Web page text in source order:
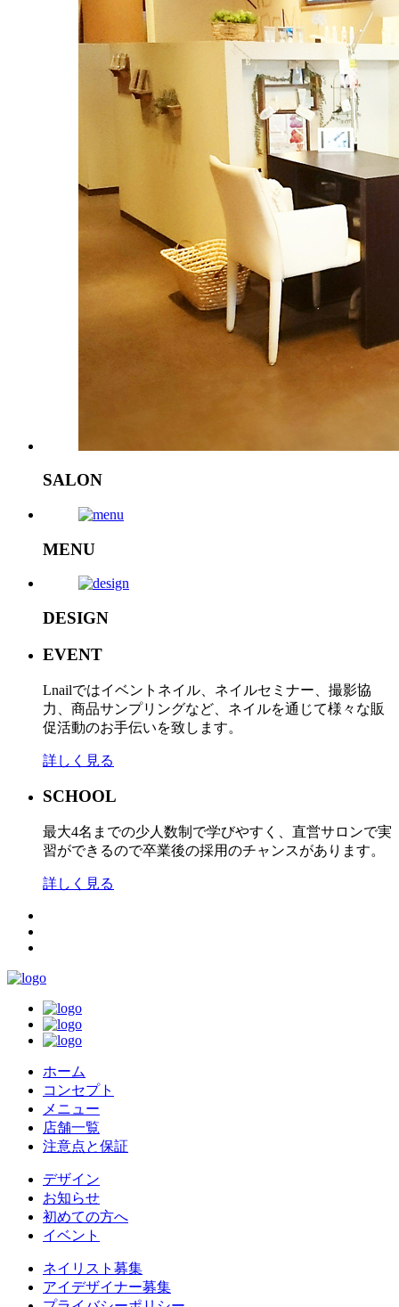
SALON
MENU
DESIGN
EVENT
Lnailではイベントネイル、ネイルセミナー、撮影協
力、商品サンプリングなど、ネイルを通じて様々な販
促活動のお手伝いを致します。
詳しく見る
SCHOOL
最大4名までの少人数制で学びやすく、直営サロンで実
習ができるので卒業後の採用のチャンスがあります。
詳しく見る
ホーム
コンセプト
メニュー
店舗一覧
注意点と保証
デザイン
お知らせ
初めての方へ
イベント
ネイリスト募集
アイデザイナー募集